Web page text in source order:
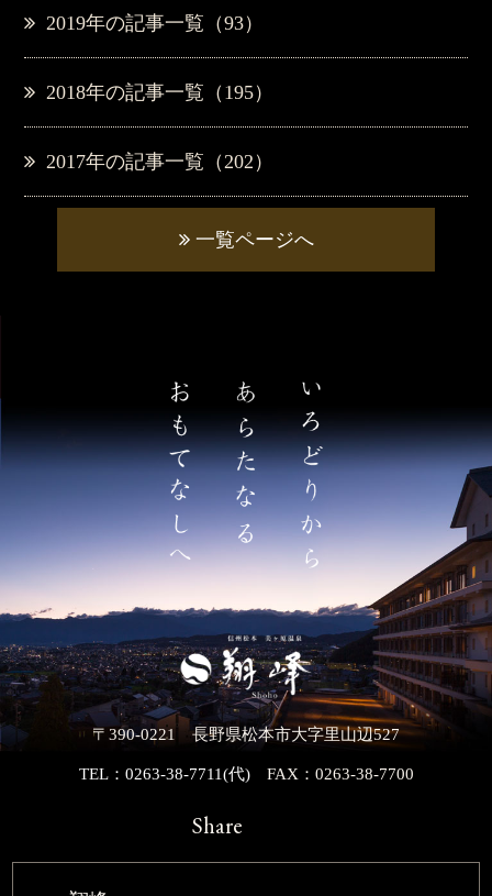
2019年の記事一覧（93）
2018年の記事一覧（195）
2017年の記事一覧（202）
一覧ページへ
〒390-0221 長野県松本市大字里山辺527
TEL：0263-38-7711(代)FAX：0263-38-7700
Share